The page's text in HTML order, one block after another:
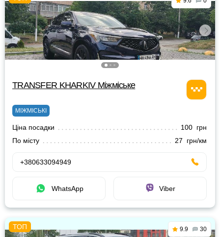
TRANSFER KHARKIV Міжміське
МІЖМІСЬКІ
Ціна посадки
100 грн
По місту
27 грн/км
+380633094949
WhatsApp Viber
9.9 30